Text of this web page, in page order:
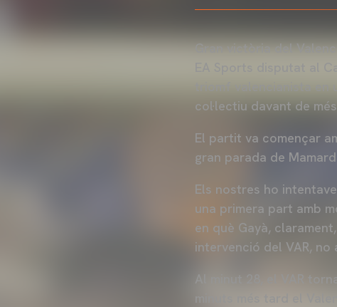
Gran victòria del
col·lectiu davant de
El partit va començar
gran parada de
Els nostres ho
una primera part amb
en què Gayà,
intervenció del VAR,
Al minut 28, el VAR
minuts més tard el